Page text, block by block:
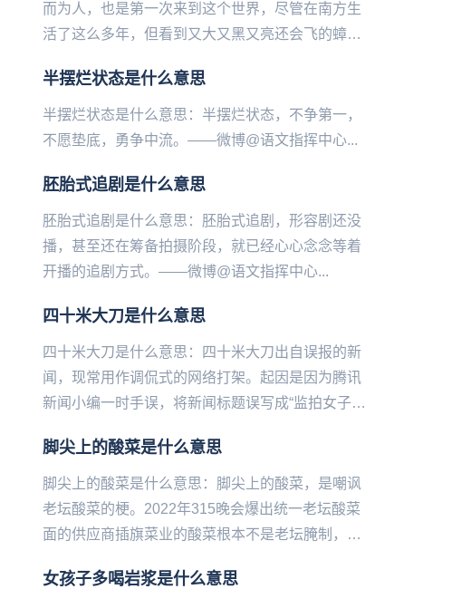
而为人，也是第一次来到这个世界，尽管在南方生
活了这么多年，但看到又大又黑又亮还会飞的蟑螂
强。...
半摆烂状态是什么意思
半摆烂状态是什么意思：半摆烂状态，不争第一，
不愿垫底，勇争中流。——微博@语文指挥中心...
胚胎式追剧是什么意思
胚胎式追剧是什么意思：胚胎式追剧，形容剧还没
播，甚至还在筹备拍摄阶段，就已经心心念念等着
开播的追剧方式。——微博@语文指挥中心...
四十米大刀是什么意思
四十米大刀是什么意思：四十米大刀出自误报的新
闻，现常用作调侃式的网络打架。起因是因为腾讯
新闻小编一时手误，将新闻标题误写成“监拍女子持
40米长刀砍人的画面...
脚尖上的酸菜是什么意思
脚尖上的酸菜是什么意思：脚尖上的酸菜，是嘲‌‌‌‌‌‌‌‌‌‌‌‌讽
老坛酸菜的梗。2022年315晚会爆出统一老坛酸菜
面的供应商插旗菜业的酸菜根本不是老坛腌制，而
女孩子多喝岩浆是什么意思